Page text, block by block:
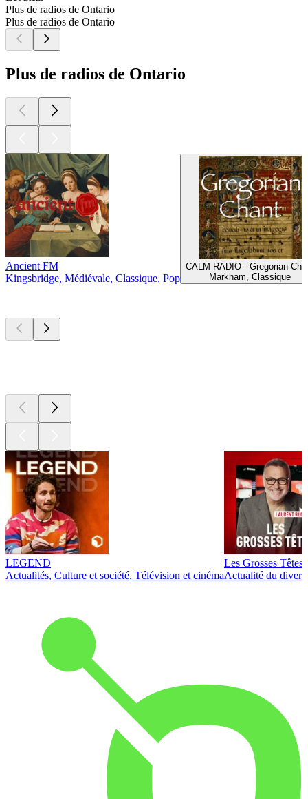
Plus de radios de Ontario
Plus de radios de Ontario
Plus de radios de Ontario
Ancient FM
Kingsbridge, Médiévale, Classique, Pop
CALM RADIO - Gregorian
Markham, Classique
LEGEND
Actualités, Culture et société, Télévision et cinéma
Les Grosses Têtes
Actualité du